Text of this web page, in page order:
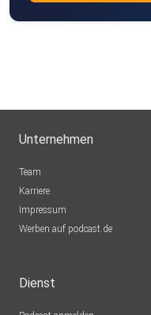
Unternehmen
Team
Karriere
Impressum
Werben auf podcast.de
Dienst